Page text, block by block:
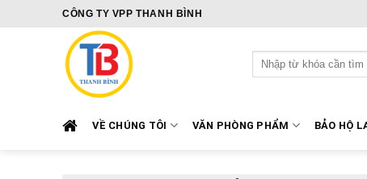
CÔNG TY VPP THANH BÌNH
Tìm
kiếm:
VỀ CHÚNG TÔI VĂN PHÒNG PHẨM BẢO HỘ